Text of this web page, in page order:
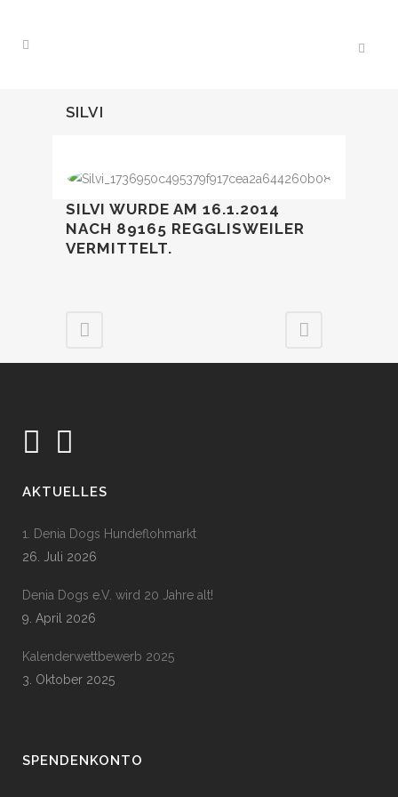
SILVI
SILVI WURDE AM 16.1.2014
NACH 89165 REGGLISWEILER
VERMITTELT.
AKTUELLES
1. Denia Dogs Hundeflohmarkt
26. Juli 2026
Denia Dogs e.V. wird 20 Jahre alt!
9. April 2026
Kalenderwettbewerb 2025
3. Oktober 2025
SPENDENKONTO